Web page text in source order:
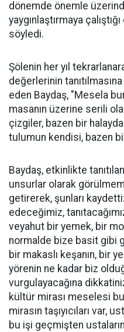
dönemde önemle
yaygınlaştırmaya
söyledi.
Şölenin her yıl
değerlerinin
eden Baydaş, "Mesela
masanın üzerine serili
çizgiler, bazen bir
tulumun kendisi, bazen
Baydaş, etkinlikte
unsurlar olarak
getirerek, şunları
edeceğimiz,
veyahut bir yemek, bir
normalde bize basit gibi
bir makaslı keşanın, bir
yörenin ne kadar biz
vurgulayacağına
kültür mirası meselesi
mirasın taşıyıcıları var,
bu işi geçmişten